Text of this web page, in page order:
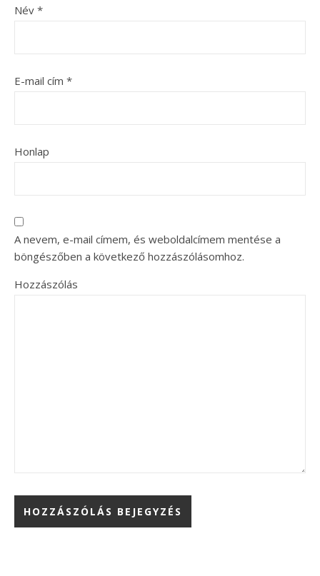
Név *
E-mail cím *
Honlap
A nevem, e-mail címem, és weboldalcímem mentése a
böngészőben a következő hozzászólásomhoz.
Hozzászólás